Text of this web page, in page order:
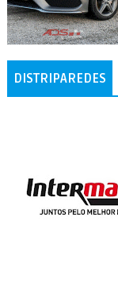
DISTRIPAREDES